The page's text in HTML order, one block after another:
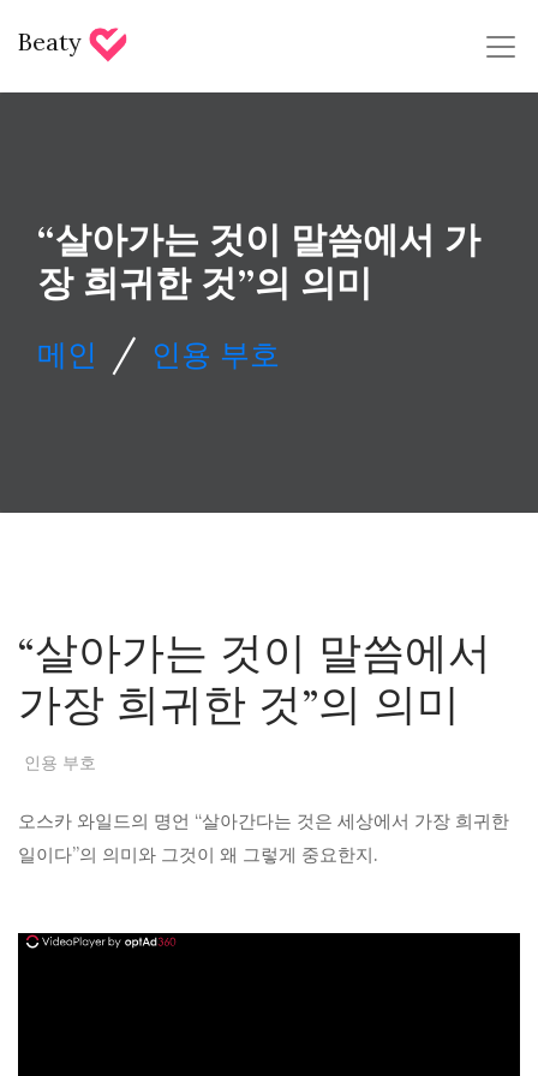
Beaty
“살아가는 것이 말씀에서 가
장 희귀한 것”의 의미
메인 / 인용 부호
“살아가는 것이 말씀에서
가장 희귀한 것”의 의미
인용 부호
오스카 와일드의 명언 “살아간다는 것은 세상에서 가장 희귀한
일이다”의 의미와 그것이 왜 그렇게 중요한지.